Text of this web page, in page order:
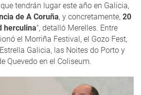
que tendrán lugar este año en Galicia,
de A Coruña, y concretamente, 20
herculina", detalló Merelles. Entre
el Morriña Festival, el Gozo Fest,
Galicia, las Noites do Porto y
Quevedo en el Coliseum.